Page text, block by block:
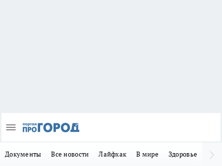
Документы Все новости Лайфхак В мире Здоровье